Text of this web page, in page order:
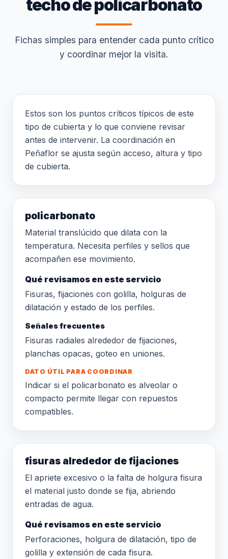
techo de policarbonato
Fichas simples para entender cada punto crítico
y coordinar mejor la visita.
Estos son los puntos críticos típicos de este
tipo de cubierta y lo que conviene revisar
antes de intervenir. La coordinación en
Peñaflor se ajusta según acceso, altura y tipo
de cubierta.
policarbonato
Material translúcido que dilata con la
temperatura. Necesita perfiles y sellos que
acompañen ese movimiento.
Qué revisamos en este servicio
Fisuras, fijaciones con golilla, holguras de
dilatación y estado de los perfiles.
Señales frecuentes
Fisuras radiales alrededor de fijaciones,
planchas opacas, goteo en uniones.
DATO ÚTIL PARA COORDINAR
Indicar si el policarbonato es alveolar o
compacto permite llegar con repuestos
compatibles.
fisuras alrededor de fijaciones
El apriete excesivo o la falta de holgura fisura
el material justo donde se fija, abriendo
entradas de agua.
Qué revisamos en este servicio
Perforaciones, holgura de dilatación, tipo de
golilla y extensión de cada fisura.